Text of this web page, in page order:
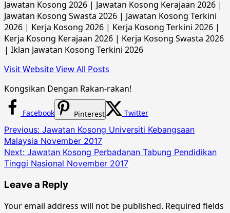
Jawatan Kosong 2026 | Jawatan Kosong Kerajaan 2026 |
Jawatan Kosong Swasta 2026 | Jawatan Kosong Terkini
2026 | Kerja Kosong 2026 | Kerja Kosong Terkini 2026 |
Kerja Kosong Kerajaan 2026 | Kerja Kosong Swasta 2026
| Iklan Jawatan Kosong Terkini 2026
Visit WebsiteView All Posts
Kongsikan Dengan Rakan-rakan!
Facebook Pinterest Twitter
Post
navigation
Previous: Jawatan Kosong Universiti Kebangsaan
Malaysia November 2017
Next: Jawatan Kosong Perbadanan Tabung Pendidikan
Tinggi Nasional November 2017
Leave a Reply
Your email address will not be published. Required fields